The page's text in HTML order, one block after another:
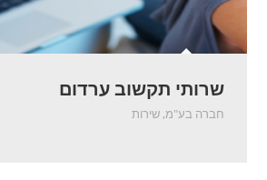
שרותי תקשוב ערדום
חברה בע"מ, שירות